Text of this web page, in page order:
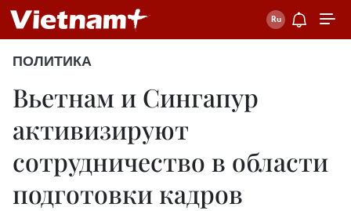
ПОЛИТИКА
Вьетнам и Сингапур
активизируют
сотрудничество в области
подготовки кадров